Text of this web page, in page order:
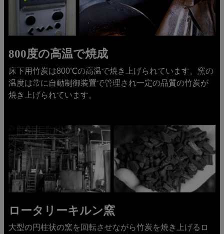
800度の高温で焼成
床下用竹炭は800℃の高温で焼き上げられています。窯の
温度は常に自動制御装置で管理され一定の品質の竹炭が
焼き上げられています。
ロータリーキルン窯
大型の円柱状の窯を回転させながら竹炭を焼き上げるロ